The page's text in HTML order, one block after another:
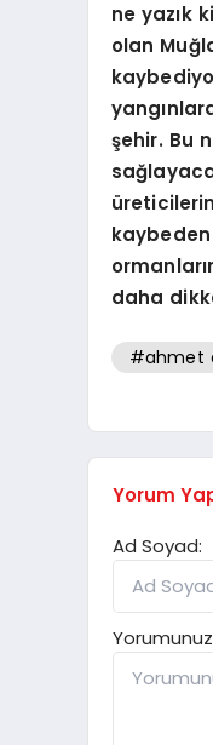
ne yazık
olan
şehir. Bu
daha
#ahmet
Yorum
Ad Soyad: